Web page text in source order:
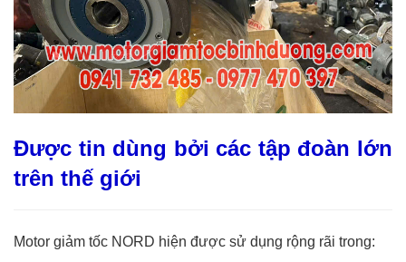
Được tin dùng bởi các tập đoàn lớn
trên thế giới
Motor giảm tốc NORD hiện được sử dụng rộng rãi trong: